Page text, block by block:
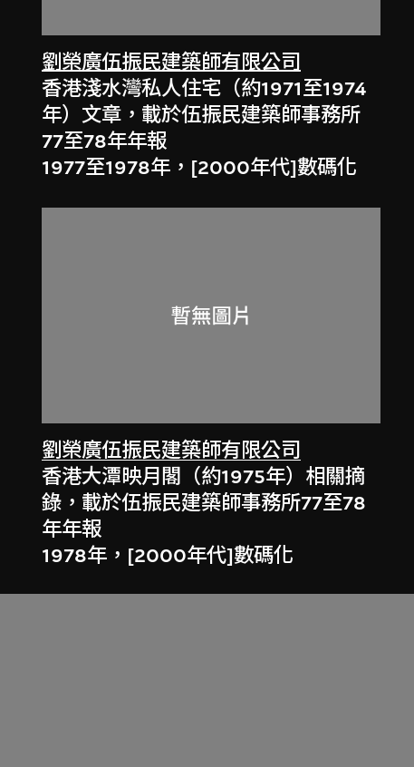
劉榮廣伍振民建築師有限公司
香港淺水灣私人住宅（約1971至1974
年）文章，載於伍振民建築師事務所
77至78年年報
1977至1978年，[2000年代]數碼化
劉榮廣伍振民建築師有限公司
香港大潭映月閣（約1975年）相關摘
錄，載於伍振民建築師事務所77至78
年年報
1978年，[2000年代]數碼化